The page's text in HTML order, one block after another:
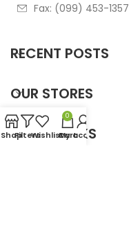
Fax: (099) 453-1357
RECENT POSTS
OUR STORES
USEFUL LINKS
ShopFiltersWishlist
0
Cart
My account